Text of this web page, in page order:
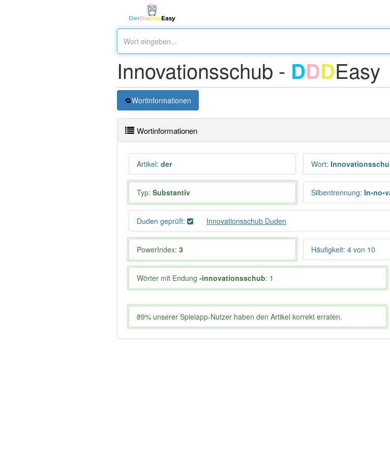
Innovationsschub - DDDEasy
Wortinformationen
Wortinformationen
Artikel: der Wort:
Typ: Substantiv Silbentrennung:
Duden geprüft: Innovationsschub Duden
PowerIndex: 3 Häufigkeit: 4 von 10
Wörter mit Endung -innovationsschub: 1
89% unserer Spielapp-Nutzer haben den Artikel korrekt erraten.